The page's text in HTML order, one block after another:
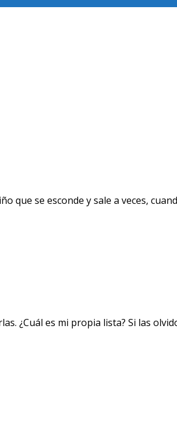
se esconde y sale a veces,
¿Cuál es mi propia lista? Si las